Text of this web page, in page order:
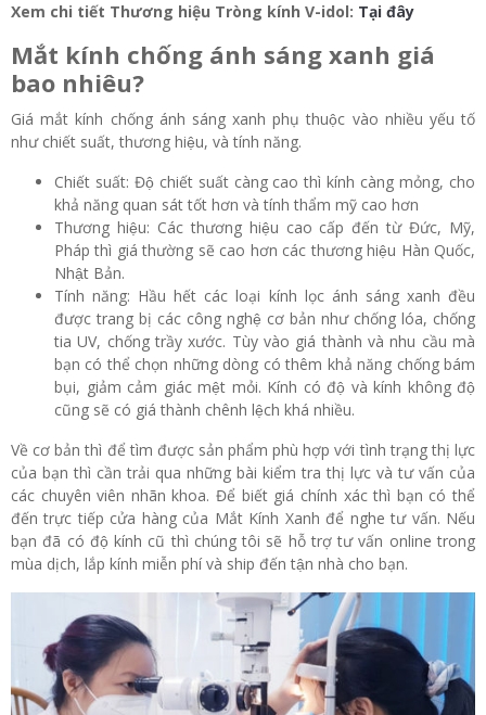
Xem chi tiết Thương hiệu Tròng kính V-idol: Tại đây
Mắt kính chống ánh sáng xanh giá
bao nhiêu?
Giá mắt kính chống ánh sáng xanh phụ thuộc vào nhiều yếu tố
như chiết suất, thương hiệu, và tính năng.
Chiết suất: Độ chiết suất càng cao thì kính càng mỏng, cho
khả năng quan sát tốt hơn và tính thẩm mỹ cao hơn
Thương hiệu: Các thương hiệu cao cấp đến từ Đức, Mỹ,
Pháp thì giá thường sẽ cao hơn các thương hiệu Hàn Quốc,
Nhật Bản.
Tính năng: Hầu hết các loại kính lọc ánh sáng xanh đều
được trang bị các công nghệ cơ bản như chống lóa, chống
tia UV, chống trầy xước. Tùy vào giá thành và nhu cầu mà
bạn có thể chọn những dòng có thêm khả năng chống bám
bụi, giảm cảm giác mệt mỏi. Kính có độ và kính không độ
cũng sẽ có giá thành chênh lệch khá nhiều.
Về cơ bản thì để tìm được sản phẩm phù hợp với tình trạng thị lực
của bạn thì cần trải qua những bài kiểm tra thị lực và tư vấn của
các chuyên viên nhãn khoa. Để biết giá chính xác thì bạn có thể
đến trực tiếp cửa hàng của Mắt Kính Xanh để nghe tư vấn. Nếu
bạn đã có độ kính cũ thì chúng tôi sẽ hỗ trợ tư vấn online trong
mùa dịch, lắp kính miễn phí và ship đến tận nhà cho bạn.